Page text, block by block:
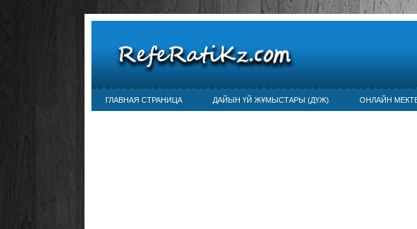
ГЛАВНАЯ СТРАНИЦА ДАЙЫН ҮЙ ЖҰМЫСТАРЫ (ДҮЖ) ОНЛАЙН